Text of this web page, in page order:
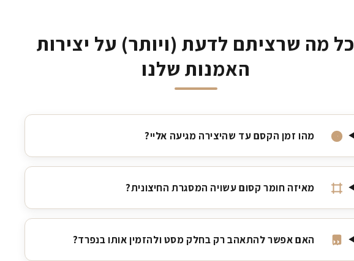
כל מה שרציתם לדעת (ויותר) על יצירות
האמנות שלנו
מהו זמן הקסם עד שהיצירה מגיעה אליי?
מאיזה חומר קסום עשויה המסגרת החיצונית?
האם אפשר להתאהב רק בחלק מסט ולהזמין אותו בנפרד?